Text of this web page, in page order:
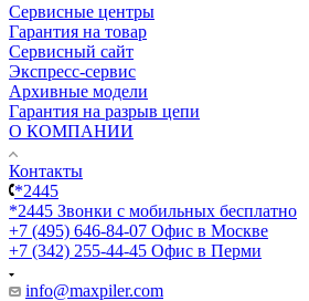
Сервисные центры
Гарантия на товар
Сервисный сайт
Экспресс-сервис
Архивные модели
Гарантия на разрыв цепи
О КОМПАНИИ
Контакты
*2445
*2445 Звонки с мобильных бесплатно
+7 (495) 646-84-07 Офис в Москве
+7 (342) 255-44-45 Офис в Перми
info@maxpiler.com